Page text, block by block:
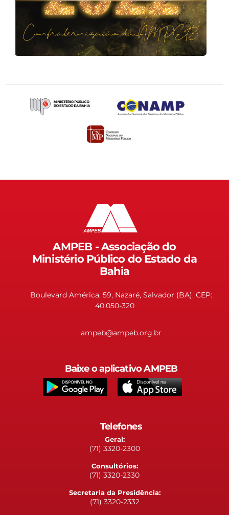
AMPEB - Associação do
Ministério Público do Estado da
Bahia
Boulevard América, 59, Nazaré, Salvador (BA). CEP:
40.050-320
ampeb@ampeb.org.br
Baixe o aplicativo AMPEB
Telefones
Geral:
(71) 3320-2300
Consultórios:
(71) 3320-2330
Secretaria da Presidência:
(71) 3320-2332